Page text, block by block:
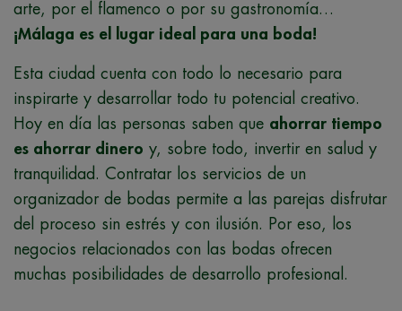
arte, por el flamenco o por su gastronomía…
¡Málaga es el lugar ideal para una boda!
Esta ciudad cuenta con todo lo necesario para
inspirarte y desarrollar todo tu potencial creativo.
Hoy en día las personas saben que ahorrar tiempo
es ahorrar dinero y, sobre todo, invertir en salud y
tranquilidad. Contratar los servicios de un
organizador de bodas permite a las parejas disfrutar
del proceso sin estrés y con ilusión. Por eso, los
negocios relacionados con las bodas ofrecen
muchas posibilidades de desarrollo profesional.